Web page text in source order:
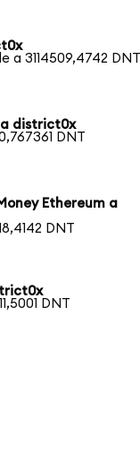
a 3114509,4742 DNT
a district0x
DNT
Ethereum a
DNT
DNT